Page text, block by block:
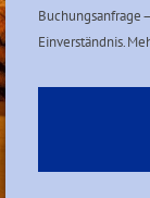
Buchungsanfrage
Einverständnis.